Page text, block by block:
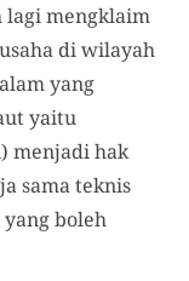
lagi mengklaim
di wilayah
yang
yaitu
menjadi hak
sama teknis
boleh